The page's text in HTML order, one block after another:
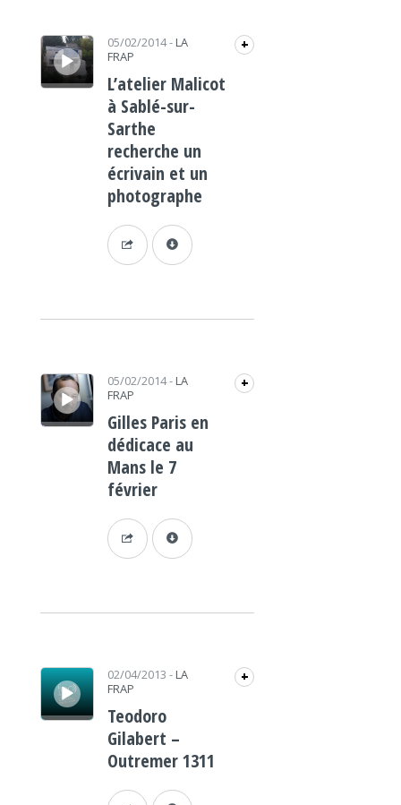
Lecteur audio 05/02/2014- LA
FRAP
+
L’atelier Malicot
à Sablé-sur-
Sarthe
recherche un
écrivain et un
photographe
Lecteur audio 05/02/2014- LA
FRAP
+
Gilles Paris en
dédicace au
Mans le 7
février
Lecteur audio 02/04/2013 - LA
FRAP
+
Teodoro
Gilabert –
Outremer 1311